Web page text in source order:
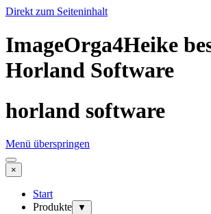
Direkt zum Seiteninhalt
ImageOrga4Heike
Horland Software
horland software
Menü überspringen
×
Start
Produkte
▼